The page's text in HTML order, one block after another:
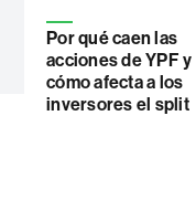
Por qué caen las
acciones de YPF y
cómo afecta a los
inversores el split